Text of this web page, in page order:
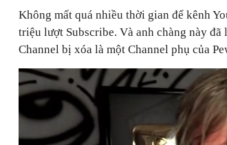
Không mất quá nhiều thời gian để kênh
triệu lượt Subscribe. Và anh chàng này
Channel bị xóa là một Channel phụ của